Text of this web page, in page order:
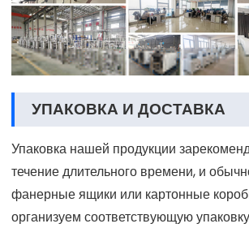
УПАКОВКА И ДОСТАВКА
Упаковка нашей продукции
течение длительного времени, и
фанерные ящики или картонные
организуем соответствующую